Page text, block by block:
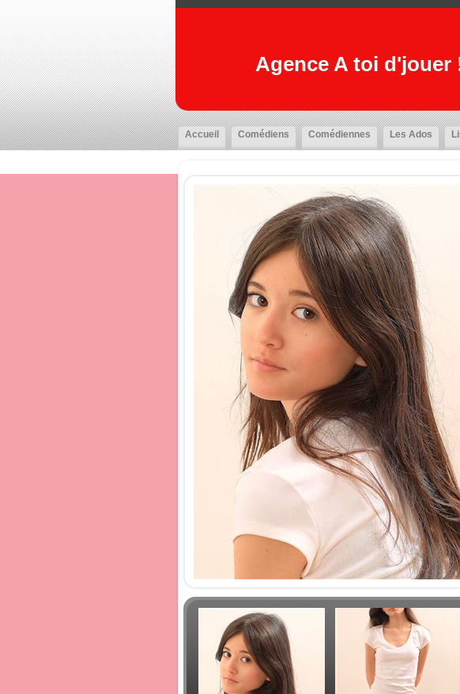
Agence A toi d'jouer
Accueil Comédiens Comédiennes Les Ados